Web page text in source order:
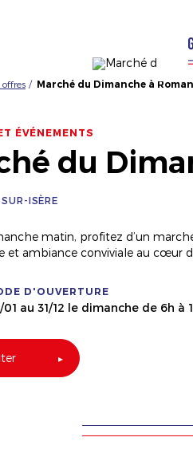
offres Marché du Dimanche à
ÉVÉNEMENTS
du
ISÈRE
matin, profitez d’un
et ambiance conviviale au cœur
D'OUVERTURE
01 au 31/12 le dimanche de 6h à